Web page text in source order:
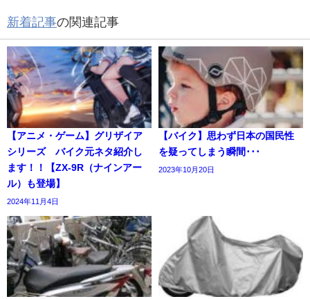
新着記事の関連記事
【アニメ・ゲーム】グリザイア
シリーズ バイク元ネタ紹介し
ます！！【ZX-9R（ナインアー
ル）も登場】
2024年11月4日
【バイク】思わず日本の国民性
を疑ってしまう瞬間･･･
2023年10月20日